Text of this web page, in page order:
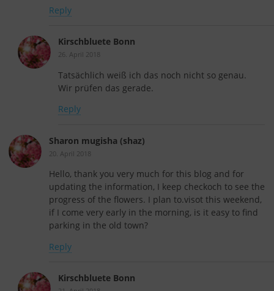
Reply
Kirschbluete Bonn
26. April 2018
Tatsächlich weiß ich das noch nicht so genau.
Wir prüfen das gerade.
Reply
Sharon mugisha (shaz)
20. April 2018
Hello, thank you very much for this blog and for
updating the information, I keep checkoch to see the
progress of the flowers. I plan to.visot this weekend,
if I come very early in the morning, is it easy to find
parking in the old town?
Reply
Kirschbluete Bonn